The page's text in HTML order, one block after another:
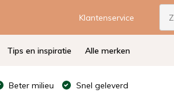
Klantenservice
Tips en inspiratie Alle merken
Beter milieu Snel geleverd